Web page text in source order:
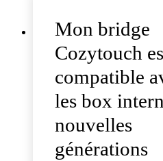
Mon bridge
Cozytouch
compatible
les box
nouvelles
générations